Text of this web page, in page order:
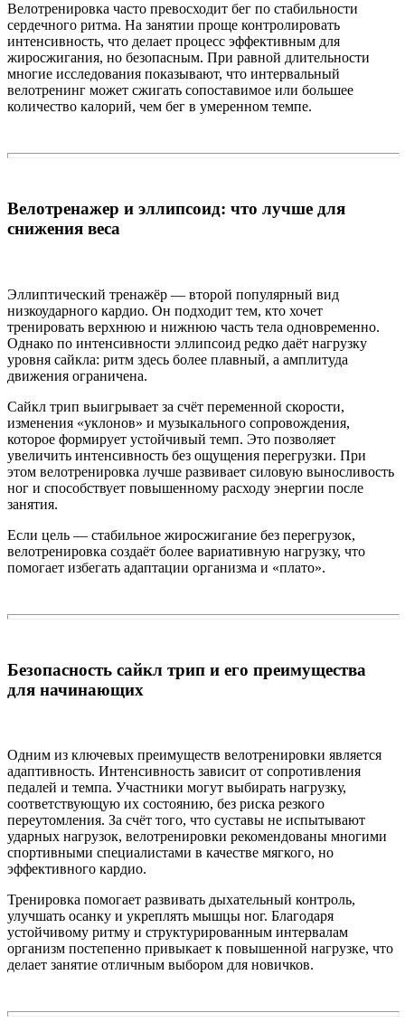
Велотренировка часто превосходит бег по стабильности
сердечного ритма. На занятии проще контролировать
интенсивность, что делает процесс эффективным для
жиросжигания, но безопасным. При равной длительности
многие исследования показывают, что интервальный
велотренинг может сжигать сопоставимое или большее
количество калорий, чем бег в умеренном темпе.
Велотренажер и эллипсоид: что лучше для
снижения веса
Эллиптический тренажёр — второй популярный вид
низкоударного кардио. Он подходит тем, кто хочет
тренировать верхнюю и нижнюю часть тела одновременно.
Однако по интенсивности эллипсоид редко даёт нагрузку
уровня сайкла: ритм здесь более плавный, а амплитуда
движения ограничена.
Сайкл трип выигрывает за счёт переменной скорости,
изменения «уклонов» и музыкального сопровождения,
которое формирует устойчивый темп. Это позволяет
увеличить интенсивность без ощущения перегрузки. При
этом велотренировка лучше развивает силовую выносливость
ног и способствует повышенному расходу энергии после
занятия.
Если цель — стабильное жиросжигание без перегрузок,
велотренировка создаёт более вариативную нагрузку, что
помогает избегать адаптации организма и «плато».
Безопасность сайкл трип и его преимущества
для начинающих
Одним из ключевых преимуществ велотренировки является
адаптивность. Интенсивность зависит от сопротивления
педалей и темпа. Участники могут выбирать нагрузку,
соответствующую их состоянию, без риска резкого
переутомления. За счёт того, что суставы не испытывают
ударных нагрузок, велотренировки рекомендованы многими
спортивными специалистами в качестве мягкого, но
эффективного кардио.
Тренировка помогает развивать дыхательный контроль,
улучшать осанку и укреплять мышцы ног. Благодаря
устойчивому ритму и структурированным интервалам
организм постепенно привыкает к повышенной нагрузке, что
делает занятие отличным выбором для новичков.